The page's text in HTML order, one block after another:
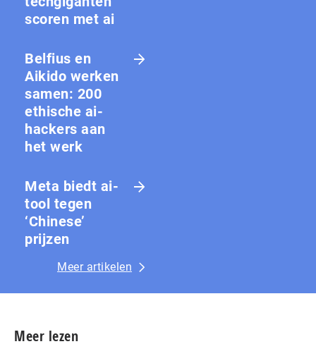
scoren met ai
Belfius en
Aikido werken
samen: 200
ethische ai-
hackers aan
het werk
Meta biedt ai-
tool tegen
‘Chinese’
prijzen
Meer artikelen
Meer lezen